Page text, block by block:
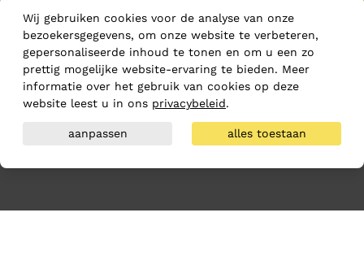
Wij gebruiken cookies voor de analyse van onze
bezoekersgegevens, om onze website te verbeteren,
gepersonaliseerde inhoud te tonen en om u een zo
prettig mogelijke website-ervaring te bieden. Meer
informatie over het gebruik van cookies op deze
website leest u in ons privacybeleid.
aanpassen alles toestaan